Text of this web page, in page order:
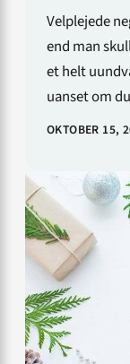
Velplejede
end man
et helt
uanset om
OKTOBER 15,